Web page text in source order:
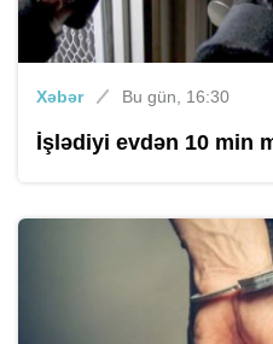
Xəbər Bu gün, 16:30
İşlədiyi evdən 10 min